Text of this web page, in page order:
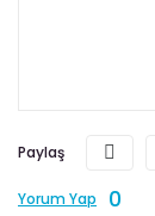
Paylaş
Yorum Yap 0